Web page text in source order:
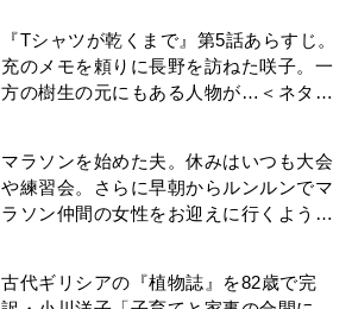
ラソン仲間の女性をお迎えに行くように
なり…
古代ギリシアの『植物誌』を82歳で完
哲学者テオプラストスと向き合った50
年」
一言〉に視聴者「これも何かの伏線？」